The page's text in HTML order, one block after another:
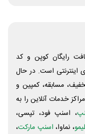
رایگان کوپن و کد
اینترنتی است. در حال
مسابقه، کمپین و
خدمات آنلاین را به
، اسنپ فود، تپسی،
، نماوا، اسنپ مارکت،